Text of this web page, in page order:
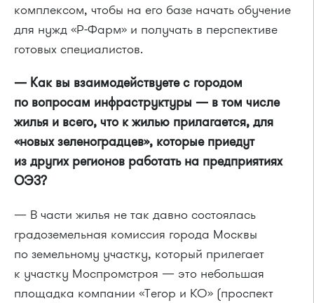
комплексом, чтобы на его базе начать обучение
для нужд «Р-Фарм» и получать в перспективе
готовых специалистов.
— Как вы взаимодействуете с городом
по вопросам инфраструктуры — в том числе
жилья и всего, что к жилью прилагается, для
«новых зеленоградцев», которые приедут
из других регионов работать на предприятиях
ОЭЗ?
— В части жилья не так давно состоялась
градоземельная комиссия города Москвы
по земельному участку, который прилегает
к участку Моспромстроя — это небольшая
площадка компании «Тегор и КО» (проспект